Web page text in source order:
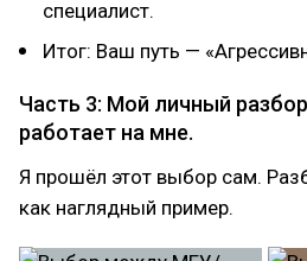
специалист.
Итог: Ваш путь —
Часть 3: Мой личный
работает на мне.
Я прошёл этот выбор сам.
как наглядный пример.